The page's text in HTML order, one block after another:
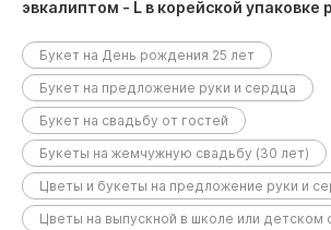
эвкалиптом - L в корейской упаковке
Букет на День рождения 25 лет
Букет на предложение руки и сердца
Букет на свадьбу от гостей
Букеты на жемчужную свадьбу (30 лет)
Цветы и букеты на предложение руки и
Цветы на выпускной в школе или детском